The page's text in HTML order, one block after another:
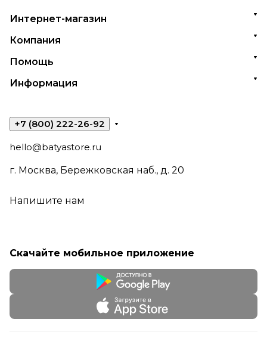
Интернет-магазин
Компания
Помощь
Информация
+7 (800) 222-26-92
hello@batyastore.ru
г. Москва, Бережковская наб., д. 20
Напишите нам
Скачайте мобильное приложение